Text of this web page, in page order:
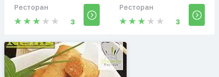
Ресторан
3
Ресторан
3